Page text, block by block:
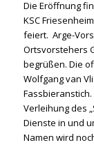
Die Eröffnung
KSC
feiert. Arge-
Ortsvorstehers
begrüßen. Die
Wolfgang van
Verleihung des
Dienste in und
Namen wird